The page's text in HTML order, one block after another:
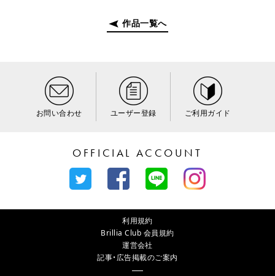
作品一覧へ
お問い合わせ ユーザー登録 ご利用ガイド
OFFICIAL ACCOUNT
利用規約
Brillia Club 会員規約
運営会社
記事・広告掲載のご案内